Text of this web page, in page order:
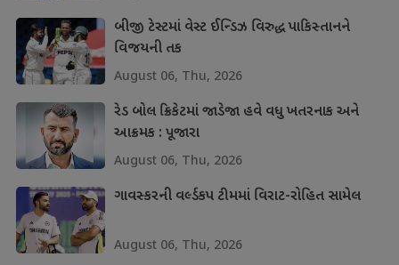
બીજી ટેસ્ટમાં વેસ્ટ ઈન્ડિઝ વિરુદ્ધ પાકિસ્તાનને
વિજયની તક
August 06, Thu, 2026
રેડ બોલ ક્રિકેટમાં જાડેજા હવે વધુ ખતરનાક અને
આક્રમક : પૂજારા
August 06, Thu, 2026
ગાવસ્કરની વર્લ્ડકપ ટીમમાં વિરાટ-રોહિત સામેલ
August 06, Thu, 2026